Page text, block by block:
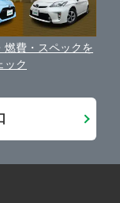
燃費・スペックを
ック